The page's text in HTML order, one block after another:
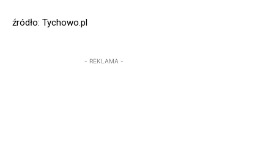
źródło: Tychowo.pl
- REKLAMA -